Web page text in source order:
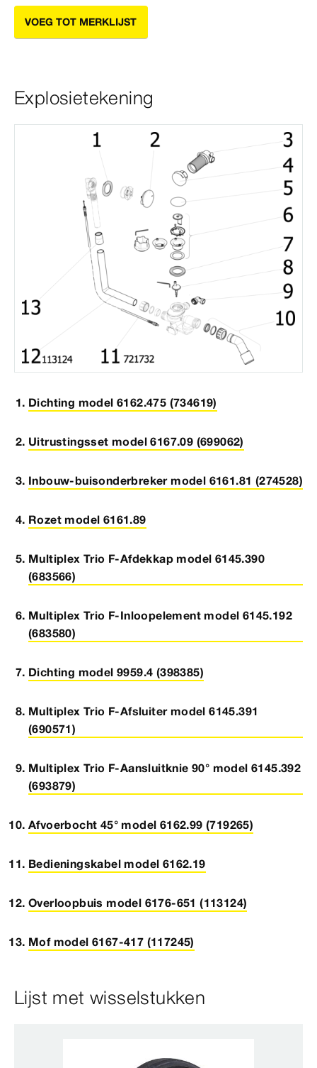
VOEG TOT MERKLIJST
Explosietekening
Dichting model 6162.475 (734619)
Uitrustingsset model 6167.09 (699062)
Inbouw-buisonderbreker model 6161.81 (274528)
Rozet model 6161.89
Multiplex Trio F-Afdekkap model 6145.390
(683566)
Multiplex Trio F-Inloopelement model 6145.192
(683580)
Dichting model 9959.4 (398385)
Multiplex Trio F-Afsluiter model 6145.391
(690571)
Multiplex Trio F-Aansluitknie 90° model 6145.392
(693879)
Afvoerbocht 45° model 6162.99 (719265)
Bedieningskabel model 6162.19
Overloopbuis model 6176-651 (113124)
Mof model 6167-417 (117245)
Lijst met wisselstukken